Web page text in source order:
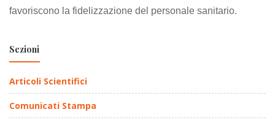
favoriscono la fidelizzazione del personale sanitario.
Sezioni
Articoli Scientifici
Comunicati Stampa